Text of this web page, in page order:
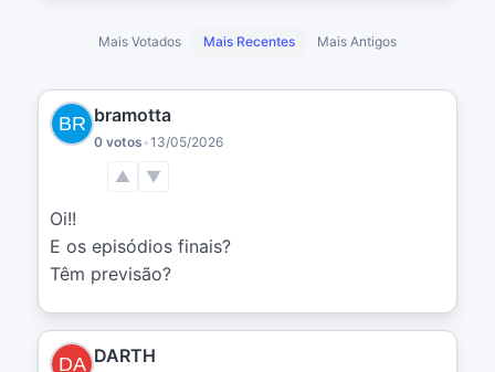
Mais Votados Mais Recentes Mais Antigos
bramotta
0 votos •13/05/2026
▲ ▼
Oi!!
E os episódios finais?
Têm previsão?
DARTH